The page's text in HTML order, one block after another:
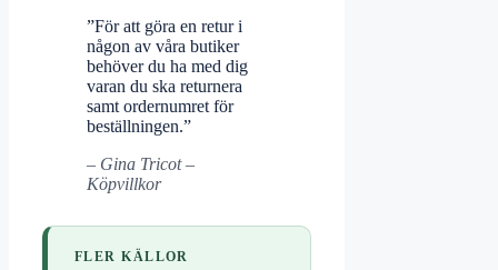
”För att göra en retur i
någon av våra butiker
behöver du ha med dig
varan du ska returnera
samt ordernumret för
beställningen.”
– Gina Tricot –
Köpvillkor
FLER KÄLLOR